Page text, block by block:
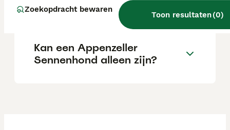
Zoekopdracht bewaren
Toon resultaten(0)
Sennenhonden veel?
Kan een Appenzeller
Sennenhond alleen zijn?